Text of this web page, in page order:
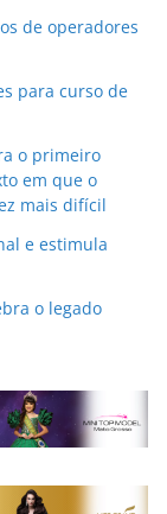
de operadores
para curso de
o primeiro
em que o
mais difícil
e estimula
o legado